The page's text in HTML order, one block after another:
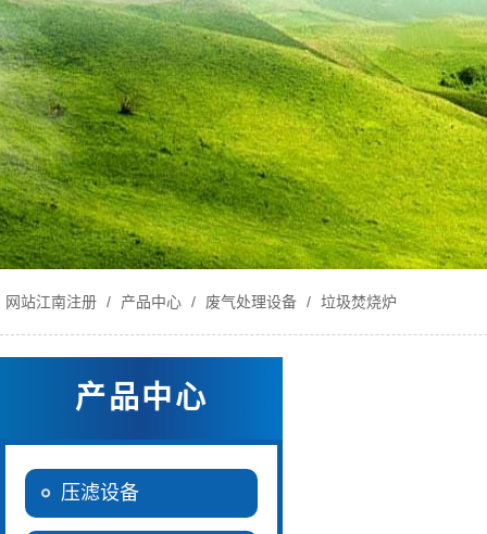
网站江南注册 / 产品中心 / 废气处理设备 / 垃圾焚烧炉
产品中心
压滤设备